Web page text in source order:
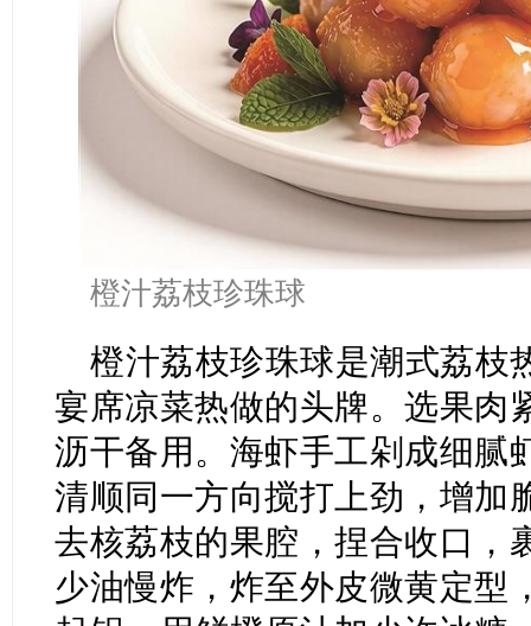
橙汁荔枝珍珠球
橙汁荔枝珍珠球是潮式荔枝
宴席凉菜热做的头牌。选果肉
沥干备用。海虾手工剁成细腻
清顺同一方向搅打上劲，增加
去核荔枝的果腔，捏合收口，
少油慢炸，炸至外皮微黄定型